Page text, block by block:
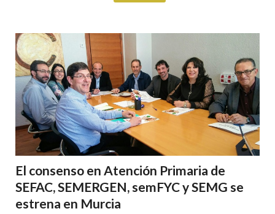
El consenso en Atención Primaria de
SEFAC, SEMERGEN, semFYC y SEMG se
estrena en Murcia